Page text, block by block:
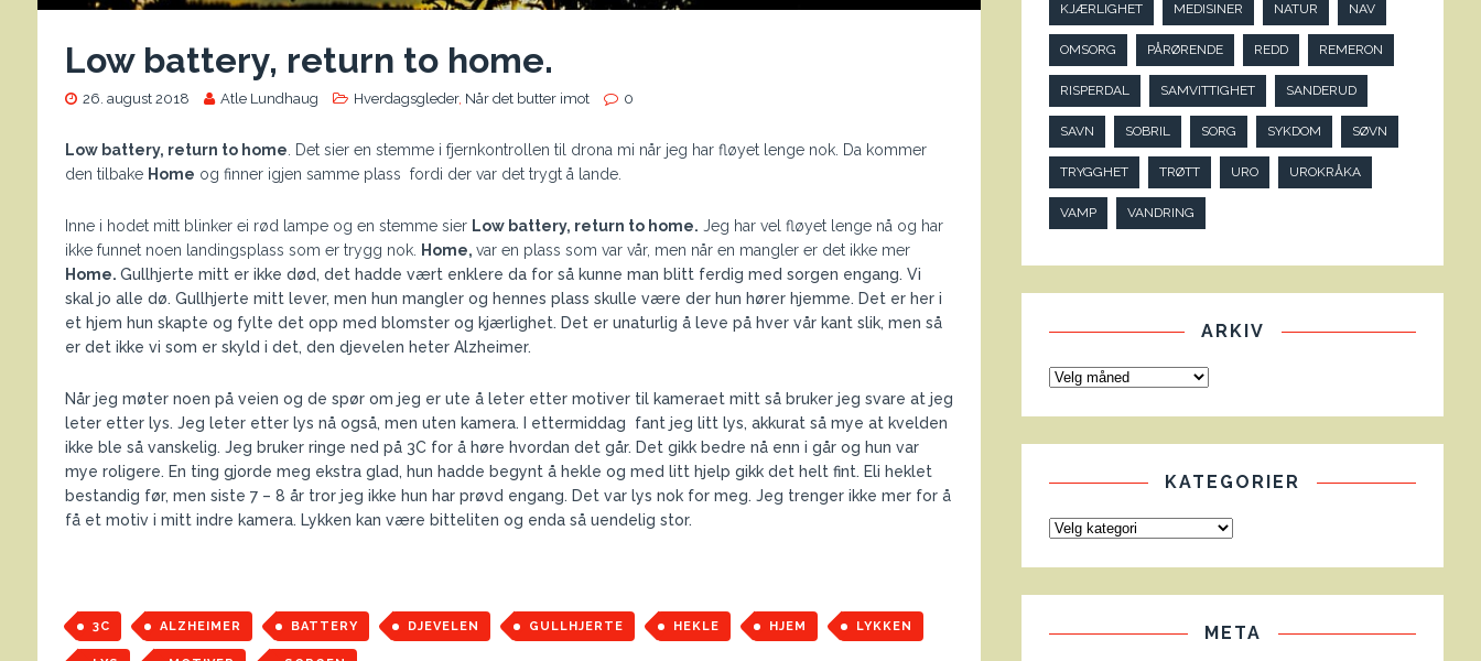
Low battery, return to home.
26. august 2018 Atle Lundhaug Hverdagsgleder, Når det butter imot 0
Low battery, return to home. Det sier en stemme i fjernkontrollen til drona mi når jeg har fløyet lenge nok. Da kommer
den tilbake Home og finner igjen samme plass fordi der var det trygt å lande.
Inne i hodet mitt blinker ei rød lampe og en stemme sier Low battery, return to home. Jeg har vel fløyet lenge nå og har
ikke funnet noen landingsplass som er trygg nok. Home, var en plass som var vår, men når en mangler er det ikke mer
Home. Gullhjerte mitt er ikke død, det hadde vært enklere da for så kunne man blitt ferdig med sorgen engang. Vi
skal jo alle dø. Gullhjerte mitt lever, men hun mangler og hennes plass skulle være der hun hører hjemme. Det er her i
et hjem hun skapte og fylte det opp med blomster og kjærlighet. Det er unaturlig å leve på hver vår kant slik, men så
er det ikke vi som er skyld i det, den djevelen heter Alzheimer.
Når jeg møter noen på veien og de spør om jeg er ute å leter etter motiver til kameraet mitt så bruker jeg svare at jeg
leter etter lys. Jeg leter etter lys nå også, men uten kamera. I ettermiddag fant jeg litt lys, akkurat så mye at kvelden
ikke ble så vanskelig. Jeg bruker ringe ned på 3C for å høre hvordan det går. Det gikk bedre nå enn i går og hun var
mye roligere. En ting gjorde meg ekstra glad, hun hadde begynt å hekle og med litt hjelp gikk det helt fint. Eli heklet
bestandig før, men siste 7 – 8 år tror jeg ikke hun har prøvd engang. Det var lys nok for meg. Jeg trenger ikke mer for å
få et motiv i mitt indre kamera. Lykken kan være bitteliten og enda så uendelig stor.
3C ALZHEIMER BATTERY DJEVELEN GULLHJERTE HEKLE HJEM LYKKEN
KJÆRLIGHET MEDISINER NATUR NAV
OMSORG PÅRØRENDE REDD REMERON
RISPERDAL SAMVITTIGHET SANDERUD
SAVN SOBRIL SORG SYKDOM SØVN
TRYGGHET TRØTT URO UROKRÅKA
VAMP VANDRING
ARKIV
KATEGORIER
META